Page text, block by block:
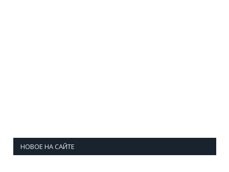
НОВОЕ НА САЙТЕ